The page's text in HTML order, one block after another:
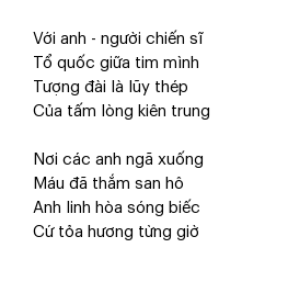
Với anh - người chiến sĩ
Tổ quốc giữa tim mình
Tượng đài là lũy thép
Của tấm lòng kiên trung
Nơi các anh ngã xuống
Máu đã thắm san hô
Anh linh hòa sóng biếc
Cứ tỏa hương từng giờ